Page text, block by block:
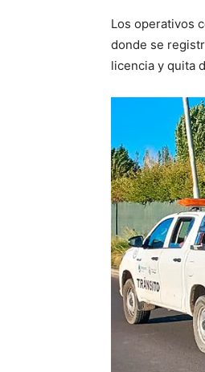
Los operativos
donde se
licencia y quita